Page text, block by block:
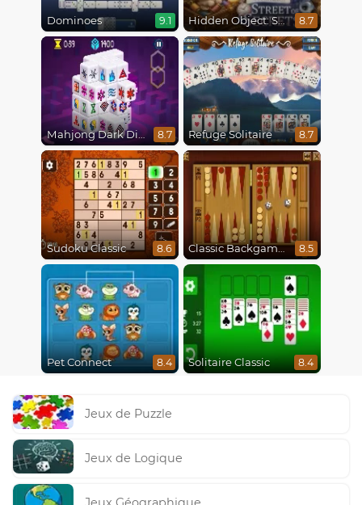
Dominoes 9.1 Hidden Object: Street Of Secrets 8.7
Mahjong Dark Dimensions 8.7 Refuge Solitaire 8.7
Sudoku Classic 8.6 Classic Backgammon 8.5
Pet Connect 8.4 Solitaire Classic 8.4
Jeux de Puzzle
Jeux de Logique